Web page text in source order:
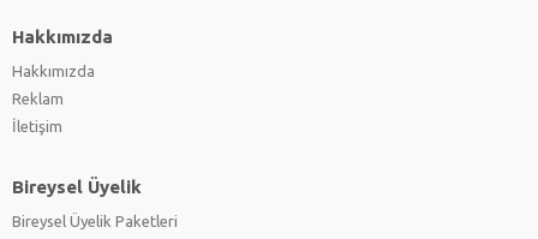
Hakkımızda
Hakkımızda
Reklam
İletişim
Bireysel Üyelik
Bireysel Üyelik Paketleri